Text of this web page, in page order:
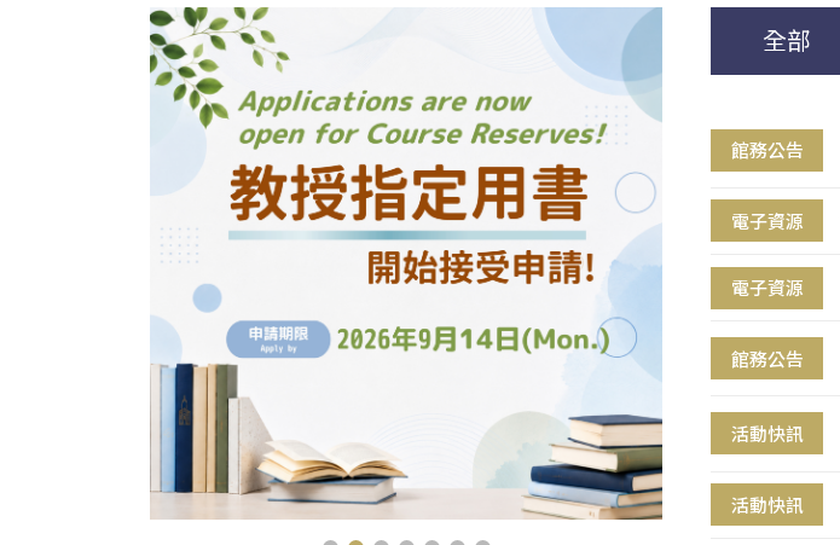
全部
館務公告
電子資源
電子資源
館務公告
活動快訊
活動快訊